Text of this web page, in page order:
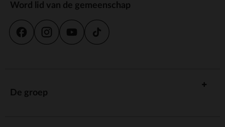
Word lid van de gemeenschap
De groep